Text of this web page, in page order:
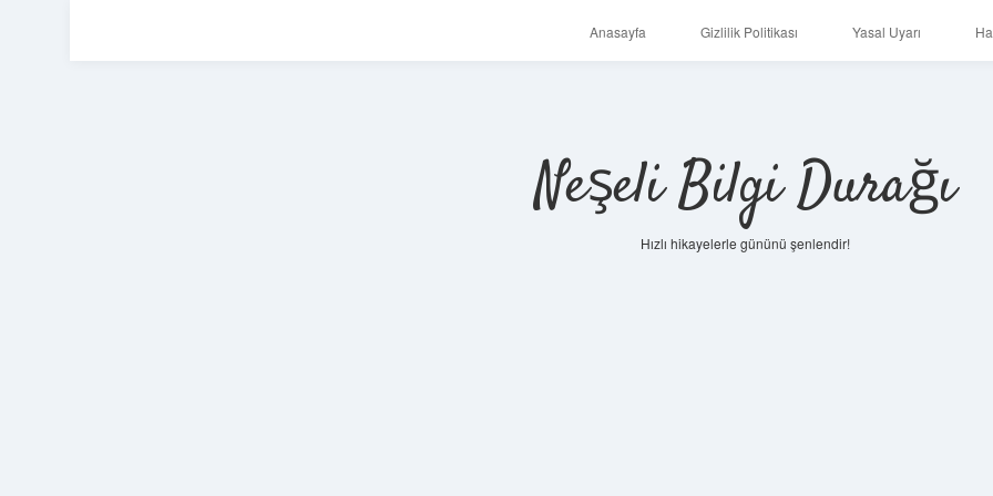
Anasayfa Gizlilik Politikası Yasal Uyarı
Neşeli Bilgi Durağı
Hızlı hikayelerle gününü şenlendir!